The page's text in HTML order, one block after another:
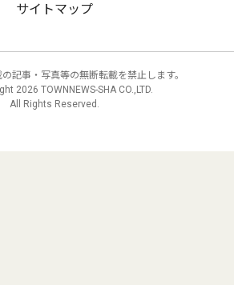
サイトマップ
記事・写真等の無断転載を禁止します。
2026 TOWNNEWS-SHA CO.,LTD.
All Rights Reserved.